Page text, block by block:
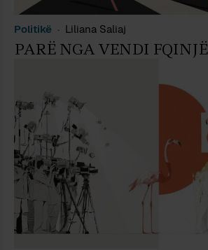
Politikë Liliana Saliaj
PARË NGA VENDI FQINJË